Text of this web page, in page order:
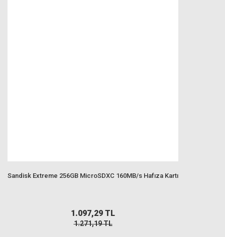
Sandisk Extreme 256GB MicroSDXC 160MB/s Hafıza Kartı
1.097,29 TL
1.271,19 TL